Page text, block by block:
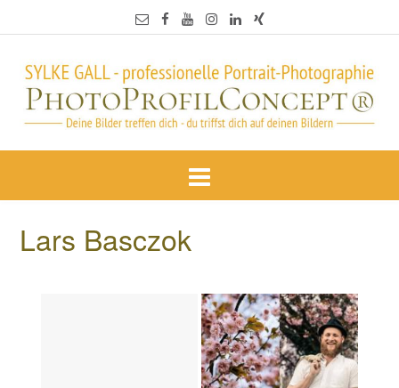
Lars Basczok